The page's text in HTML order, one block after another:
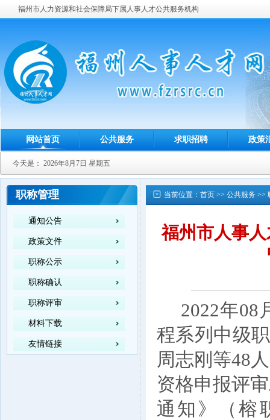
福州市人力资源和社会保障局下属人事人才公共服务机构
网站首页 公共服务 求职招聘 政策
今天是： 2026年8月7日 星期五
职称管理
通知公告
政策文件
职称公示
职称确认
职称评审
材料下载
友情链接
当前位置： 首页 >> 公共服务 >>
福州市人事
2022年08
程系列中级
周志刚等48
资格申报评
通知》（榕